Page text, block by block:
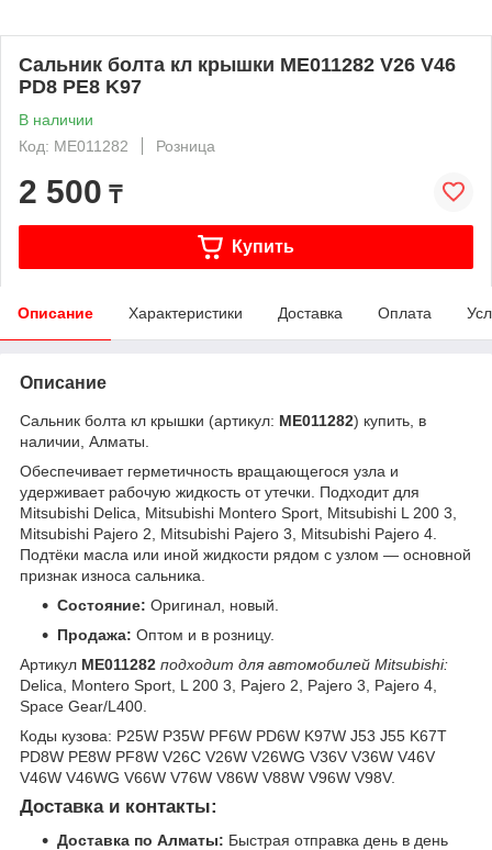
Сальник болта кл крышки ME011282 V26 V46
PD8 PE8 K97
В наличии
Код: ME011282
Розница
2 500 ₸
Купить
Описание Характеристики Доставка Оплата
Описание
Сальник болта кл крышки (артикул: ME011282) купить, в
наличии, Алматы.
Обеспечивает герметичность вращающегося узла и
удерживает рабочую жидкость от утечки. Подходит для
Mitsubishi Delica, Mitsubishi Montero Sport, Mitsubishi L 200 3,
Mitsubishi Pajero 2, Mitsubishi Pajero 3, Mitsubishi Pajero 4.
Подтёки масла или иной жидкости рядом с узлом — основной
признак износа сальника.
Состояние: Оригинал, новый.
Продажа: Оптом и в розницу.
Артикул ME011282 подходит для автомобилей Mitsubishi:
Delica, Montero Sport, L 200 3, Pajero 2, Pajero 3, Pajero 4,
Space Gear/L400.
Коды кузова: P25W P35W PF6W PD6W K97W J53 J55 K67T
PD8W PE8W PF8W V26C V26W V26WG V36V V36W V46V
V46W V46WG V66W V76W V86W V88W V96W V98V.
Доставка и контакты:
Доставка по Алматы: Быстрая отправка день в день